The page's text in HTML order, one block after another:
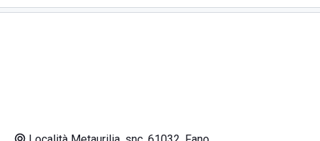
vivere una pausa dalla quotidianità in un ambiente curato e